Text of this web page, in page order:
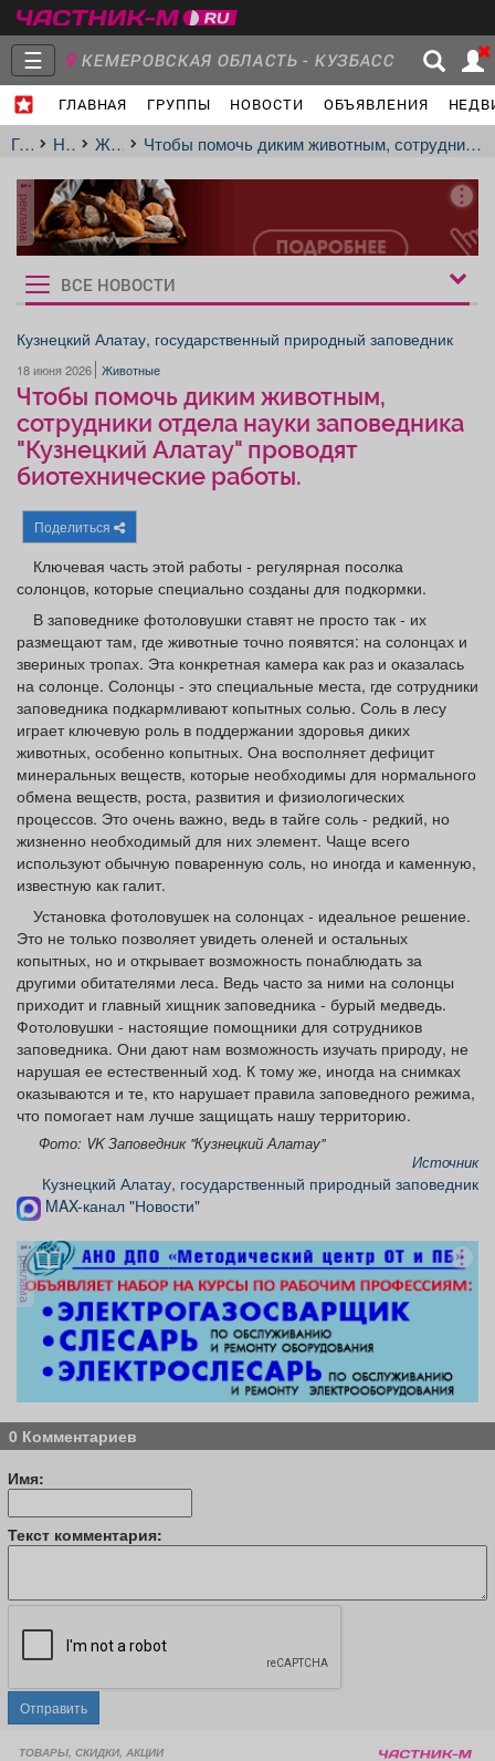
☰ КЕМЕРОВСКАЯ ОБЛАСТЬ - КУЗБАСС
ГЛАВНАЯ ГРУППЫ НОВОСТИ ОБЪЯВЛЕНИЯ
Главная
Группы
Объявления Недвижимость Услуги
Работа
Афиша
Поздравления
ТВ программа Я - пенсионер
ГлавнаяНовостиЖивотныеЧтобы помочь диким животным, сотрудники отдела науки заповедника "Кузнецкий Алатау" проводят биотехнические работы.
реклама
Рукбрики
новостей
ВСЕ НОВОСТИ
Кузнецкий Алатау, государственный природный заповедник
18 июня 2026 Животные
Чтобы помочь диким животным,
сотрудники отдела науки заповедника
"Кузнецкий Алатау" проводят
биотехнические работы.
Поделиться
Ключевая часть этой работы - регулярная посолка
солонцов, которые специально созданы для подкормки.
В заповеднике фотоловушки ставят не просто так - их
размещают там, где животные точно появятся: на солонцах и
звериных тропах. Эта конкретная камера как раз и оказалась
на солонце. Солонцы - это специальные места, где сотрудники
заповедника подкармливают копытных солью. Соль в лесу
играет ключевую роль в поддержании здоровья диких
животных, особенно копытных. Она восполняет дефицит
минеральных веществ, которые необходимы для нормального
обмена веществ, роста, развития и физиологических
процессов. Это очень важно, ведь в тайге соль - редкий, но
жизненно необходимый для них элемент. Чаще всего
используют обычную поваренную соль, но иногда и каменную,
известную как галит.
Установка фотоловушек на солонцах - идеальное решение.
Это не только позволяет увидеть оленей и остальных
копытных, но и открывает возможность понаблюдать за
другими обитателями леса. Ведь часто за ними на солонцы
приходит и главный хищник заповедника - бурый медведь.
Фотоловушки - настоящие помощники для сотрудников
заповедника. Они дают нам возможность изучать природу, не
нарушая ее естественный ход. К тому же, иногда на снимках
оказываются и те, кто нарушает правила заповедного режима,
что помогает нам лучше защищать нашу территорию.
Фото: VK Заповедник "Кузнецкий Алатау"
Источник
Кузнецкий Алатау, государственный природный заповедник
MAX-канал "Новости"
реклама
0 Комментариев
Имя:
Текст комментария:
Отправить
ТОВАРЫ, СКИДКИ, АКЦИИ